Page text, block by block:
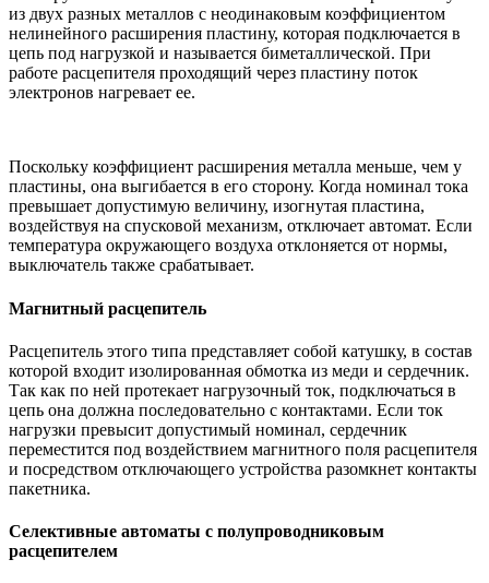
из двух разных металлов с неодинаковым коэффициентом
нелинейного расширения пластину, которая подключается в
цепь под нагрузкой и называется биметаллической. При
работе расцепителя проходящий через пластину поток
электронов нагревает ее.
Поскольку коэффициент расширения металла меньше, чем у
пластины, она выгибается в его сторону. Когда номинал тока
превышает допустимую величину, изогнутая пластина,
воздействуя на спусковой механизм, отключает автомат. Если
температура окружающего воздуха отклоняется от нормы,
выключатель также срабатывает.
Магнитный расцепитель
Расцепитель этого типа представляет собой катушку, в состав
которой входит изолированная обмотка из меди и сердечник.
Так как по ней протекает нагрузочный ток, подключаться в
цепь она должна последовательно с контактами. Если ток
нагрузки превысит допустимый номинал, сердечник
переместится под воздействием магнитного поля расцепителя
и посредством отключающего устройства разомкнет контакты
пакетника.
Селективные автоматы с полупроводниковым
расцепителем